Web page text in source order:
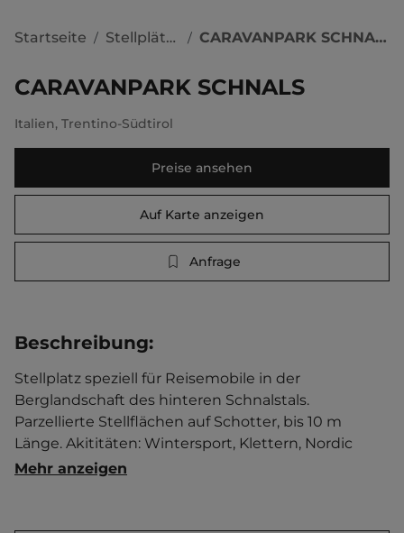
Startseite / Stellplätze / CARAVANPARK SCHNALS
CARAVANPARK SCHNALS
Italien, Trentino-Südtirol
Preise ansehen
Auf Karte anzeigen
Anfrage
Beschreibung:
Stellplatz speziell für Reisemobile in der
Berglandschaft des hinteren Schnalstals.
Parzellierte Stellflächen auf Schotter, bis 10 m
Länge. Akititäten: Wintersport, Klettern, Nordic
Walking, Wandern, Mountainbike fahren u.v.m.
Mehr anzeigen